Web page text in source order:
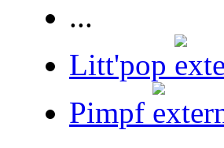
...
Litt'pop
Pimpf